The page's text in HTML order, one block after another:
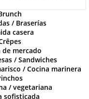
/ Braserías
casera
de mercado
/ Sandwiches
/ Cocina marinera
/ vegetariana
sofisticada